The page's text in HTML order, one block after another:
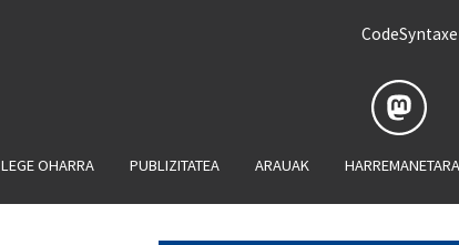
LEGE OHARRA PUBLIZITATEA ARAUAK